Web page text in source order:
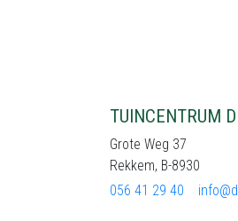
TUINCENTRUM
Grote Weg 37
Rekkem, B-8930
056 41 29 40